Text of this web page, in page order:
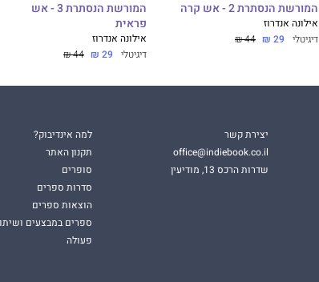
המורשת הנסתרת 2 - אש קרה
אילונה אנדרוז
דיגיטלי 29 ₪
44 ₪
המורשת הנסתרת 3 - אש
פראית
אילונה אנדרוז
דיגיטלי 29 ₪
44 ₪
יצירת קשר
office@indiebook.co.il
שדרות הרכס 13, מודיעין
למה אינדיבוק?
תקנון האתר
סופרים
סדרות ספרים
הוצאות ספרים
ספרים במבצעים
פעולה